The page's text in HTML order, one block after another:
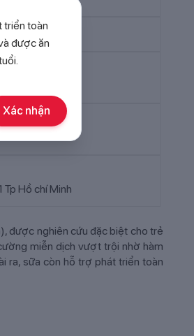
Hồ chí Minh
Hồ chí Minh
được nghiên cứu đặc biệt cho trẻ
miễn dịch vượt trội nhờ hàm
ra, sữa còn hỗ trợ phát triển toàn
triển toàn
được ăn
Xác nhận